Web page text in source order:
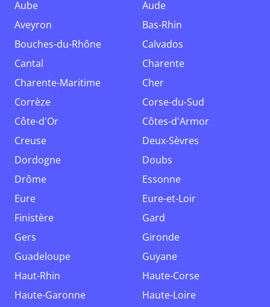
Aube
Aude
Aveyron
Bas-Rhin
Bouches-du-Rhône
Calvados
Cantal
Charente
Charente-Maritime
Cher
Corrèze
Corse-du-Sud
Côte-d'Or
Côtes-d'Armor
Creuse
Deux-Sèvres
Dordogne
Doubs
Drôme
Essonne
Eure
Eure-et-Loir
Finistère
Gard
Gers
Gironde
Guadeloupe
Guyane
Haut-Rhin
Haute-Corse
Haute-Garonne
Haute-Loire